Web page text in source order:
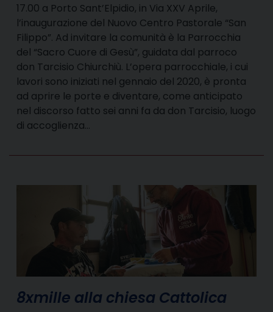
17.00 a Porto Sant’Elpidio, in Via XXV Aprile,
l’inaugurazione del Nuovo Centro Pastorale “San
Filippo”. Ad invitare la comunità è la Parrocchia
del “Sacro Cuore di Gesù”, guidata dal parroco
don Tarcisio Chiurchiù. L’opera parrocchiale, i cui
lavori sono iniziati nel gennaio del 2020, è pronta
ad aprire le porte e diventare, come anticipato
nel discorso fatto sei anni fa da don Tarcisio, luogo
di accoglienza…
8xmille alla chiesa Cattolica